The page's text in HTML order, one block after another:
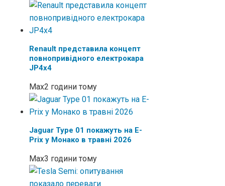
Renault представила концепт
повнопривідного електрокара
JP4x4
Max2 години тому
Jaguar Type 01 покажуть на E-
Prix у Монако в травні 2026
Max3 години тому